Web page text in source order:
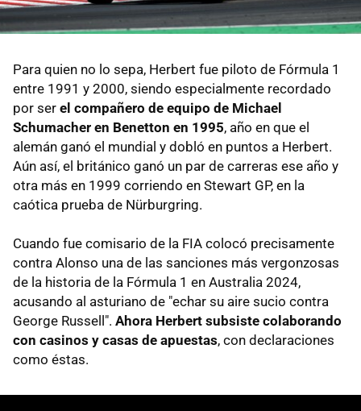
Para quien no lo sepa, Herbert fue piloto de Fórmula 1
entre 1991 y 2000, siendo especialmente recordado
por ser el compañero de equipo de Michael
Schumacher en Benetton en 1995, año en que el
alemán ganó el mundial y dobló en puntos a Herbert.
Aún así, el británico ganó un par de carreras ese año y
otra más en 1999 corriendo en Stewart GP, en la
caótica prueba de Nürburgring.
Cuando fue comisario de la FIA colocó precisamente
contra Alonso una de las sanciones más vergonzosas
de la historia de la Fórmula 1 en Australia 2024,
acusando al asturiano de "echar su aire sucio contra
George Russell". Ahora Herbert subsiste colaborando
con casinos y casas de apuestas, con declaraciones
como éstas.